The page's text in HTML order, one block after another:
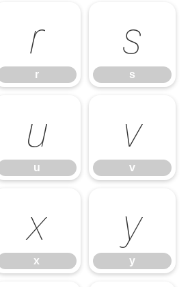
r
r
s
s
u
u
v
v
x
x
y
y